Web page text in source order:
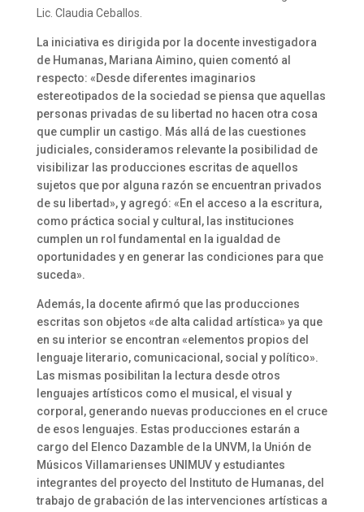
Lic. Claudia Ceballos.
La iniciativa es dirigida por la docente investigadora
de Humanas, Mariana Aimino, quien comentó al
respecto: «Desde diferentes imaginarios
estereotipados de la sociedad se piensa que aquellas
personas privadas de su libertad no hacen otra cosa
que cumplir un castigo. Más allá de las cuestiones
judiciales, consideramos relevante la posibilidad de
visibilizar las producciones escritas de aquellos
sujetos que por alguna razón se encuentran privados
de su libertad», y agregó: «En el acceso a la escritura,
como práctica social y cultural, las instituciones
cumplen un rol fundamental en la igualdad de
oportunidades y en generar las condiciones para que
suceda».
Además, la docente afirmó que las producciones
escritas son objetos «de alta calidad artística» ya que
en su interior se encontran «elementos propios del
lenguaje literario, comunicacional, social y político».
Las mismas posibilitan la lectura desde otros
lenguajes artísticos como el musical, el visual y
corporal, generando nuevas producciones en el cruce
de esos lenguajes. Estas producciones estarán a
cargo del Elenco Dazamble de la UNVM, la Unión de
Músicos Villamarienses UNIMUV y estudiantes
integrantes del proyecto del Instituto de Humanas, del
trabajo de grabación de las intervenciones artísticas a